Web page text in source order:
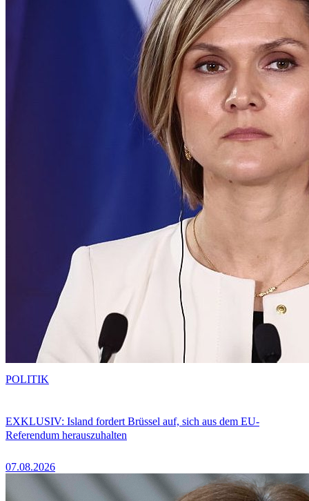
EXKLUSIV: Island fordert Brüssel auf, sich aus dem EU-
Referendum herauszuhalten
07.08.2026
POLITIK